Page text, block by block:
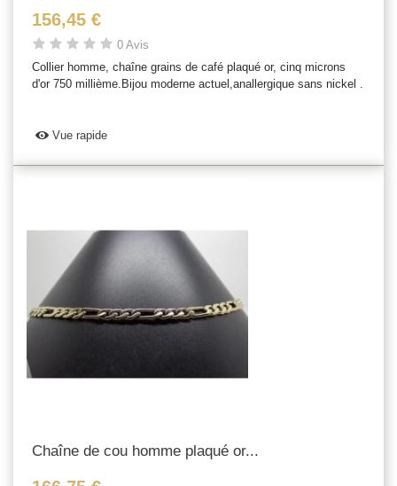
156,45 €
0 Avis
Collier homme, chaîne grains de café plaqué or, cinq microns
d'or 750 millième.Bijou moderne actuel,anallergique sans nickel .
Vue rapide
Chaîne de cou homme plaqué or...